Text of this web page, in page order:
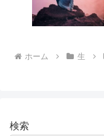
ホーム 生
検索